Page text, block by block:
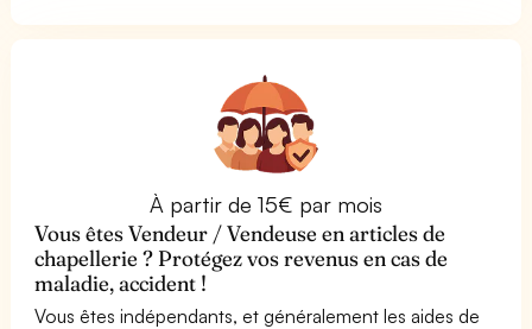
À partir de 15€ par mois
Vous êtes Vendeur / Vendeuse en articles de
chapellerie ? Protégez vos revenus en cas de
maladie, accident !
Vous êtes indépendants, et généralement les aides de